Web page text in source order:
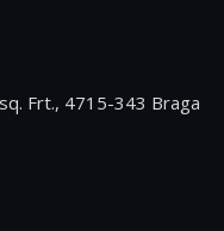
Frt., 4715-343 Braga